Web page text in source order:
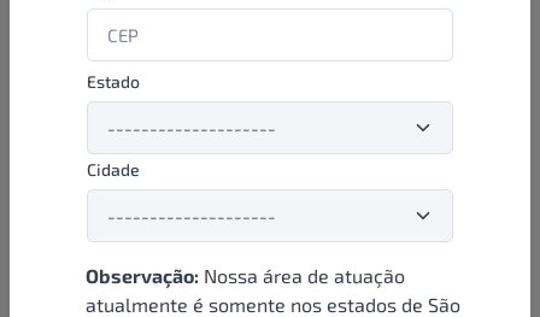
Estado
Cidade
Observação: Nossa área de atuação
atualmente é somente nos estados de São
beleza e higiene em nossa plataforma. E o melhor: você continua
comprando de seus distribuidores parceiros e encontra novos
distribuidores para comprar cada vez com mais praticidade e
agilidade. Aproveite!
Formas de pagamento
Institucional